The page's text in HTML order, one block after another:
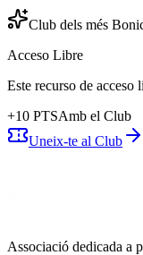
Club dels més
Acceso Libre
Este recurso de
+10 PTSAmb el Club
Uneix-te al Club
Associació dedicada a